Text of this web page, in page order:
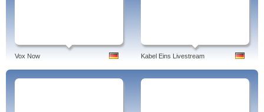
Vox Now Kabel Eins Livestream